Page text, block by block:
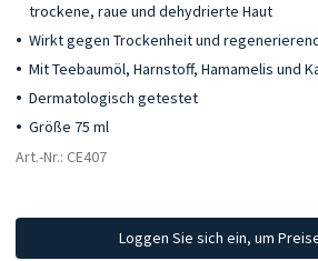
trockene, raue und dehydrierte Haut
Wirkt gegen Trockenheit und
Mit Teebaumöl, Harnstoff, Hamamelis und
Dermatologisch getestet
Größe 75 ml
Art.-Nr.: CE407
Loggen Sie sich ein, um